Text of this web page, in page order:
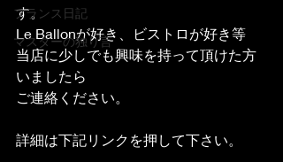
フランス日記
マスターの独り言
す。
Le Ballonが好き、ビストロが好き等
当店に少しでも興味を持って頂けた方
いましたら
ご連絡ください。
詳細は下記リンクを押して下さい。